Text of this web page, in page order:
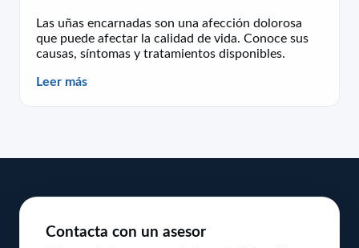
Las uñas encarnadas son una afección dolorosa
que puede afectar la calidad de vida. Conoce sus
causas, síntomas y tratamientos disponibles.
Leer más
Contacta con un asesor